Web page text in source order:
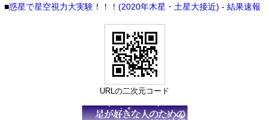
■惑星で星空視力大実験！！！(2020年木星・土星大接近) - 結果速報
URLの二次元コード